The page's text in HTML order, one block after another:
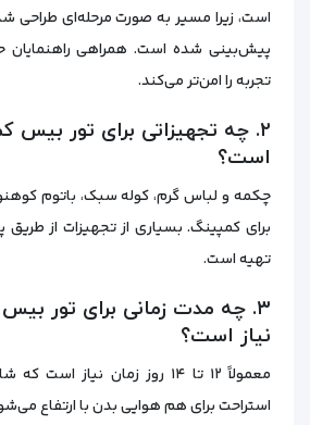
است، زیرا مسیر به صورت مرحله‌ای طراحی
پیش‌بینی شده است. همراهی راهنمایان
تجربه را امن‌تر می‌کند.
۲. چه تجهیزاتی برای تور بیس
است؟
چکمه و لباس گرم، کوله سبک، باتوم
برای کمپینگ. بسیاری از تجهیزات از طریق
تهیه است.
۳. چه مدت زمانی برای تور
نیاز است؟
معمولاً ۱۲ تا ۱۴ روز زمان نیاز
استراحت برای هم هوایی بدن با ارتفاع